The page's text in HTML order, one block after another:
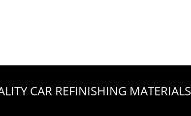
CAR REFINISHING MATERIALS